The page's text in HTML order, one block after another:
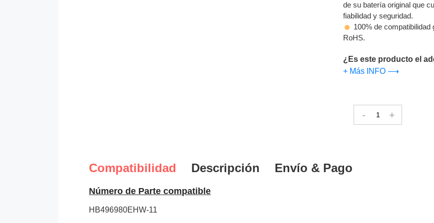
de su batería original que
fiabilidad y seguridad.
100% de
RoHS.
¿Es este producto el
+ Más INFO ⟶
- +
Compatibilidad Descripción Envío & Pago
Número de Parte compatible
HB496980EHW-11